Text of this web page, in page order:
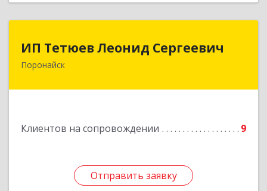
ИП Тетюев Леонид Сергеевич
Поронайск
Клиентов на сопровождении 9
Отправить заявку
694242, Сахалинская обл, Поронайск г, Фрунзе
Отправить заявку